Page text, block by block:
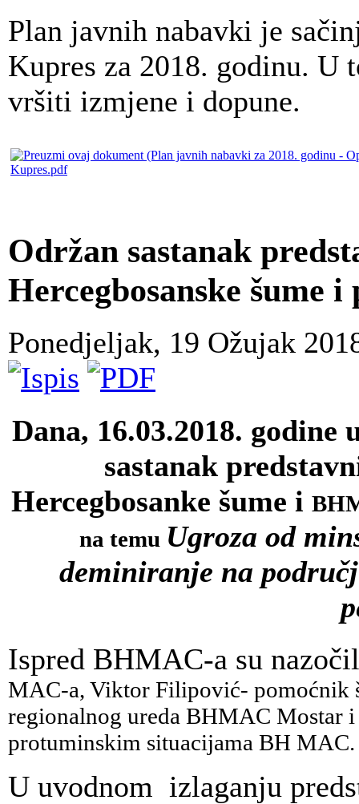
Plan javnih nabavki je
Kupres za 2018. godinu. U
vršiti izmjene i dopune.
Kupres.pdf
Održan sastanak
Hercegbosanske šume
Ponedjeljak, 19 Ožujak
Dana, 16.03.2018.
sastanak
Hercegbosanke šume i
na temu Ugroza od
deminiranje na
Ispred BHMAC-a su
MAC-a, Viktor Filipović- pomoćnik
regionalnog ureda BHMAC Mostar i
protuminskim situacijama BH MAC.
U uvodnom izlaganju